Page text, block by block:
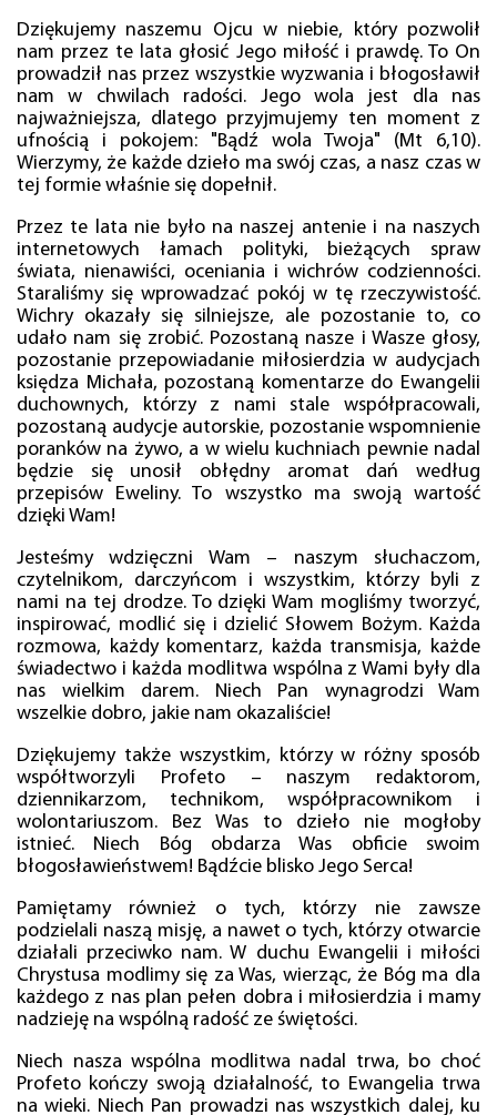
Dziękujemy naszemu Ojcu w niebie, który pozwolił
nam przez te lata głosić Jego miłość i prawdę. To On
prowadził nas przez wszystkie wyzwania i błogosławił
nam w chwilach radości. Jego wola jest dla nas
najważniejsza, dlatego przyjmujemy ten moment z
ufnością i pokojem: "Bądź wola Twoja" (Mt 6,10).
Wierzymy, że każde dzieło ma swój czas, a nasz czas w
tej formie właśnie się dopełnił.
Przez te lata nie było na naszej antenie i na naszych
internetowych łamach polityki, bieżących spraw
świata, nienawiści, oceniania i wichrów codzienności.
Staraliśmy się wprowadzać pokój w tę rzeczywistość.
Wichry okazały się silniejsze, ale pozostanie to, co
udało nam się zrobić. Pozostaną nasze i Wasze głosy,
pozostanie przepowiadanie miłosierdzia w audycjach
księdza Michała, pozostaną komentarze do Ewangelii
duchownych, którzy z nami stale współpracowali,
pozostaną audycje autorskie, pozostanie wspomnienie
poranków na żywo, a w wielu kuchniach pewnie nadal
będzie się unosił obłędny aromat dań według
przepisów Eweliny. To wszystko ma swoją wartość
dzięki Wam!
Jesteśmy wdzięczni Wam – naszym słuchaczom,
czytelnikom, darczyńcom i wszystkim, którzy byli z
nami na tej drodze. To dzięki Wam mogliśmy tworzyć,
inspirować, modlić się i dzielić Słowem Bożym. Każda
rozmowa, każdy komentarz, każda transmisja, każde
świadectwo i każda modlitwa wspólna z Wami były dla
nas wielkim darem. Niech Pan wynagrodzi Wam
wszelkie dobro, jakie nam okazaliście!
Dziękujemy także wszystkim, którzy w różny sposób
współtworzyli Profeto – naszym redaktorom,
dziennikarzom, technikom, współpracownikom i
wolontariuszom. Bez Was to dzieło nie mogłoby
istnieć. Niech Bóg obdarza Was obficie swoim
błogosławieństwem! Bądźcie blisko Jego Serca!
Pamiętamy również o tych, którzy nie zawsze
podzielali naszą misję, a nawet o tych, którzy otwarcie
działali przeciwko nam. W duchu Ewangelii i miłości
Chrystusa modlimy się za Was, wierząc, że Bóg ma dla
każdego z nas plan pełen dobra i miłosierdzia i mamy
nadzieję na wspólną radość ze świętości.
Niech nasza wspólna modlitwa nadal trwa, bo choć
Profeto kończy swoją działalność, to Ewangelia trwa
na wieki. Niech Pan prowadzi nas wszystkich dalej, ku